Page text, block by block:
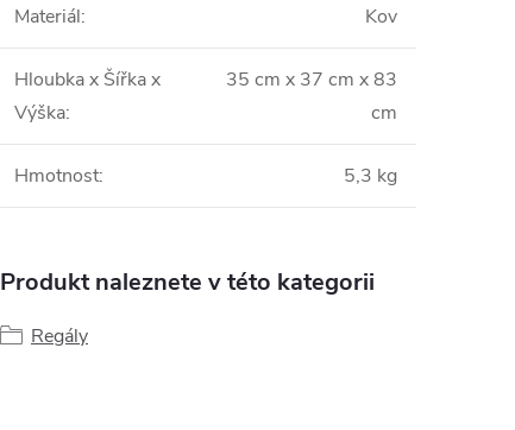
Materiál: Kov
Hloubka x Šířka x
Výška:
35 cm x 37 cm x 83
cm
Hmotnost: 5,3 kg
Produkt naleznete v této kategorii
Regály